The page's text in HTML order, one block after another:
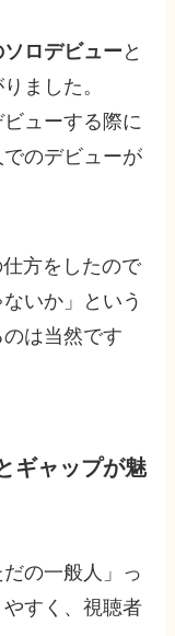
ロデビュー と
ました。
ューする際に
のデビューが
方をしたので
いか」という
は当然です
ギャップが魅
の一般人」っ
すく、視聴者